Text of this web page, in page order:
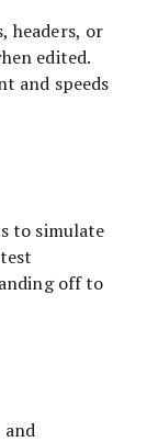
headers, or
edited.
and speeds
to simulate
off to
and